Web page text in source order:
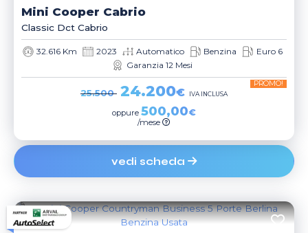
Mini Cooper Cabrio
Classic Dct Cabrio
32.616 Km 2023 Automatico Benzina
Euro 6
Garanzia 12 Mesi
25.500 24.200€
PROMO!
IVA INCLUSA
oppure 500,00€
/mese
vedi scheda